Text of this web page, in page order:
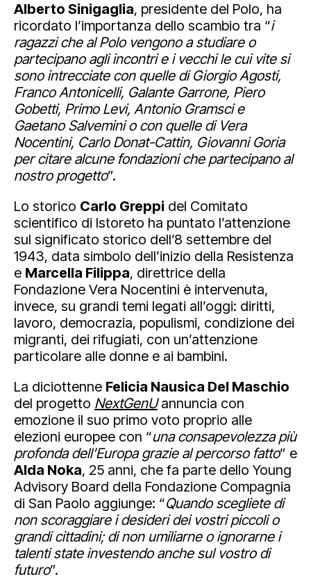
Alberto Sinigaglia, presidente del Polo, ha
ricordato l’importanza dello scambio tra “i
ragazzi che al Polo vengono a studiare o
partecipano agli incontri e i vecchi le cui vite si
sono intrecciate con quelle di Giorgio Agosti,
Franco Antonicelli, Galante Garrone, Piero
Gobetti, Primo Levi, Antonio Gramsci e
Gaetano Salvemini o con quelle di Vera
Nocentini, Carlo Donat-Cattin, Giovanni Goria
per citare alcune fondazioni che partecipano al
nostro progetto”.
Lo storico Carlo Greppi del Comitato
scientifico di Istoreto ha puntato l’attenzione
sul significato storico dell’8 settembre del
1943, data simbolo dell’inizio della Resistenza
e Marcella Filippa, direttrice della
Fondazione Vera Nocentini è intervenuta,
invece, su grandi temi legati all’oggi: diritti,
lavoro, democrazia, populismi, condizione dei
migranti, dei rifugiati, con un’attenzione
particolare alle donne e ai bambini.
La diciottenne Felicia Nausica Del Maschio
del progetto NextGenUannuncia con
emozione il suo primo voto proprio alle
elezioni europee con “una consapevolezza più
profonda dell’Europa grazie al percorso fatto” e
Alda Noka, 25 anni, che fa parte dello Young
Advisory Board della Fondazione Compagnia
di San Paolo aggiunge: “Quando scegliete di
non scoraggiare i desideri dei vostri piccoli o
grandi cittadini; di non umiliarne o ignorarne i
talenti state investendo anche sul vostro di
futuro”.